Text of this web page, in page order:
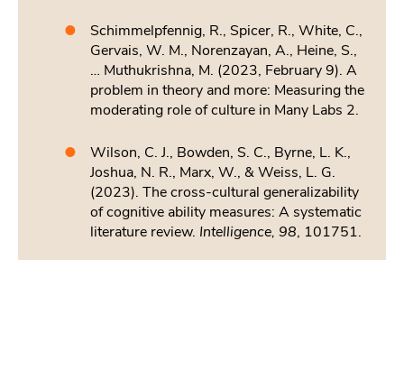
Schimmelpfennig, R., Spicer, R., White, C.,
Gervais, W. M., Norenzayan, A., Heine, S.,
… Muthukrishna, M. (2023, February 9). A
problem in theory and more: Measuring the
moderating role of culture in Many Labs 2.
Wilson, C. J., Bowden, S. C., Byrne, L. K.,
Joshua, N. R., Marx, W., & Weiss, L. G.
(2023). The cross-cultural generalizability
of cognitive ability measures: A systematic
literature review. Intelligence, 98, 101751.